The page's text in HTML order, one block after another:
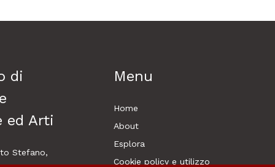
di
ed Arti
Stefano,
Menu
Home
About
Esplora
Cookie policy e utilizzo